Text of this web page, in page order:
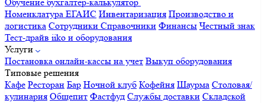
Обучение бухгалтер-калькулятор
Номенклатура ЕГАИС Инвентаризация Производство и
логистика Сотрудники Справочники Финансы Честный знак
Тест-драйв iiko и оборудования
Услуги
Постановка онлайн-кассы на учет Выкуп оборудования
Типовые решения
Кафе Ресторан Бар Ночной клуб Кофейня Шаурма Столовая/
кулинария Общепит Фастфуд Службы доставки Складской